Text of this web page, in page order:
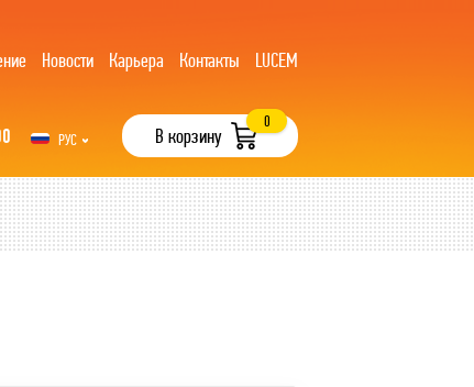
Новости Карьера Контакты LUCEM
РУС
В корзину
0